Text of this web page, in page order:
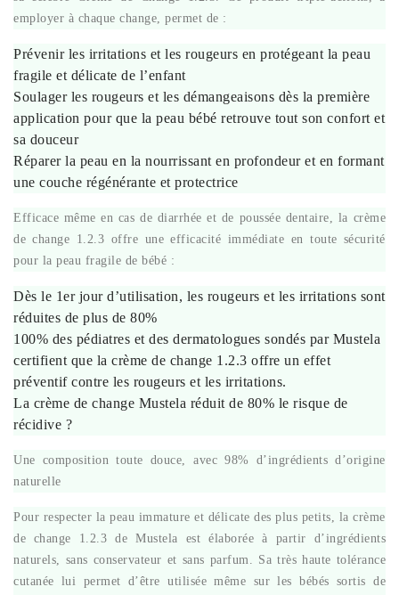
employer à chaque change, permet de :
Prévenir les irritations et les rougeurs en protégeant la peau
fragile et délicate de l’enfant
Soulager les rougeurs et les démangeaisons dès la première
application pour que la peau bébé retrouve tout son confort et
sa douceur
Réparer la peau en la nourrissant en profondeur et en formant
une couche régénérante et protectrice
Efficace même en cas de diarrhée et de poussée dentaire, la crème
de change 1.2.3 offre une efficacité immédiate en toute sécurité
pour la peau fragile de bébé :
Dès le 1er jour d’utilisation, les rougeurs et les irritations sont
réduites de plus de 80%
100% des pédiatres et des dermatologues sondés par Mustela
certifient que la crème de change 1.2.3 offre un effet
préventif contre les rougeurs et les irritations.
La crème de change Mustela réduit de 80% le risque de
récidive ?
Une composition toute douce, avec 98% d’ingrédients d’origine
naturelle
Pour respecter la peau immature et délicate des plus petits, la crème
de change 1.2.3 de Mustela est élaborée à partir d’ingrédients
naturels, sans conservateur et sans parfum. Sa très haute tolérance
cutanée lui permet d’être utilisée même sur les bébés sortis de